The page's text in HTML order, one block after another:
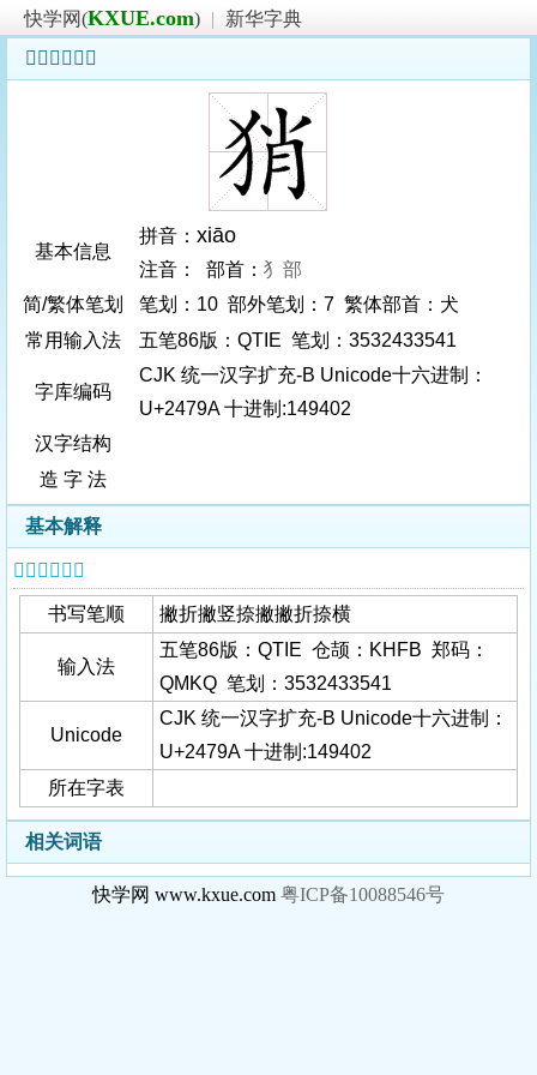
快学网(KXUE.com) |
新华字典
𤞚字基本信息
基本信息
拼音： xiāo
注音： 部首： 犭部
简/繁体笔划
笔划：10 部外笔划：7 繁体部首：犬
常用输入法
五笔86版：QTIE 笔划：3532433541
字库编码
CJK 统一汉字扩充-B Unicode十六进制：
U+2479A 十进制:149402
汉字结构
造 字 法
基本解释
𤞚字基本信息
书写笔顺 撇折撇竖捺撇撇折捺横
输入法
五笔86版：QTIE 仓颉：KHFB 郑码：
QMKQ 笔划：3532433541
Unicode
CJK 统一汉字扩充-B Unicode十六进制：
U+2479A 十进制:149402
所在字表
相关词语
快学网 www.kxue.com 粤ICP备10088546号